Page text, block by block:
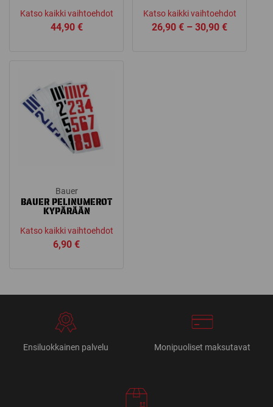
Katso kaikki vaihtoehdot
44,90 €
Katso kaikki vaihtoehdot
26,90€ – 30,90€Price
Bauer
BAUER PELINUMEROT
KYPÄRÄÄN
Katso kaikki vaihtoehdot
6,90€
Ensiluokkainen palvelu Monipuoliset maksutavat